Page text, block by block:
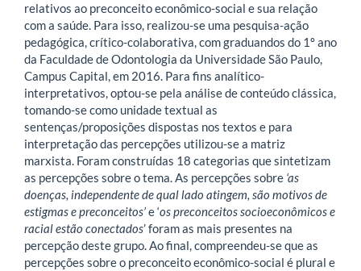
relativos ao preconceito econômico-social e sua relação
com a saúde. Para isso, realizou-se uma pesquisa-ação
pedagógica, crítico-colaborativa, com graduandos do 1º ano
da Faculdade de Odontologia da Universidade São Paulo,
Campus Capital, em 2016. Para fins analítico-
interpretativos, optou-se pela análise de conteúdo clássica,
tomando-se como unidade textual as
sentenças/proposições dispostas nos textos e para
interpretação das percepções utilizou-se a matriz
marxista. Foram construídas 18 categorias que sintetizam
as percepções sobre o tema. As percepções sobre ‘as
doenças, independente de qual lado atingem, são motivos de
estigmas e preconceitos’e ‘os preconceitos socioeconômicos e
racial estão conectados’ foram as mais presentes na
percepção deste grupo. Ao final, compreendeu-se que as
percepções sobre o preconceito econômico-social é plural e